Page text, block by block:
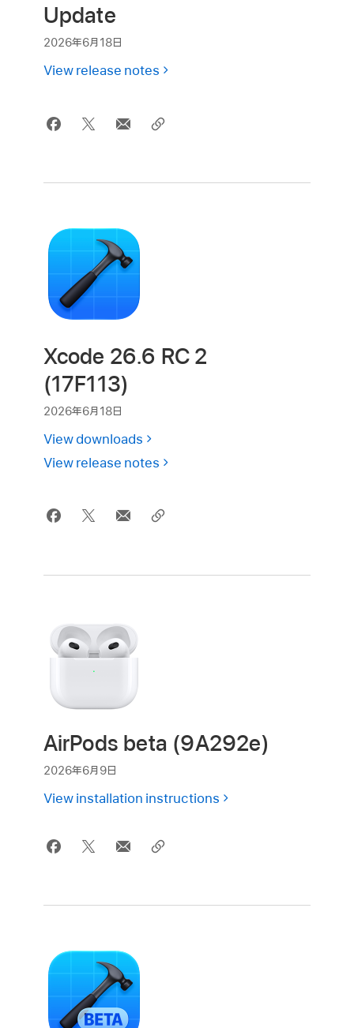
Update
2026年6月18日
View release notes
Xcode 26.6 RC 2
(17F113)
2026年6月18日
View downloads
View release notes
AirPods beta (9A292e)
2026年6月9日
View installation instructions